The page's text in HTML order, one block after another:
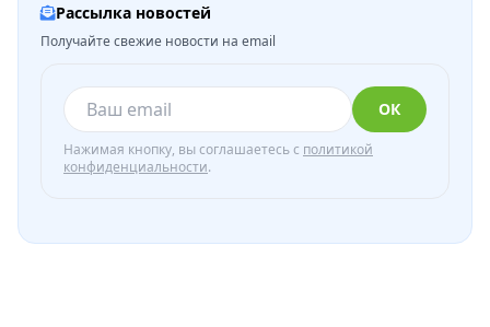
Рассылка новостей
Получайте свежие новости на email
ОК
Нажимая кнопку, вы соглашаетесь с политикой
конфиденциальности.